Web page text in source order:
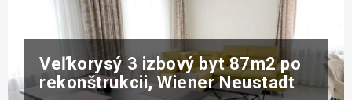
Veľkorysý 3 izbový byt 87m2 po
rekonštrukcii, Wiener Neustadt